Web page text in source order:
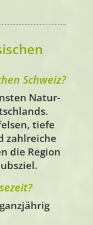
Schweiz?
Natur-
tiefe
zahlreiche
die Region